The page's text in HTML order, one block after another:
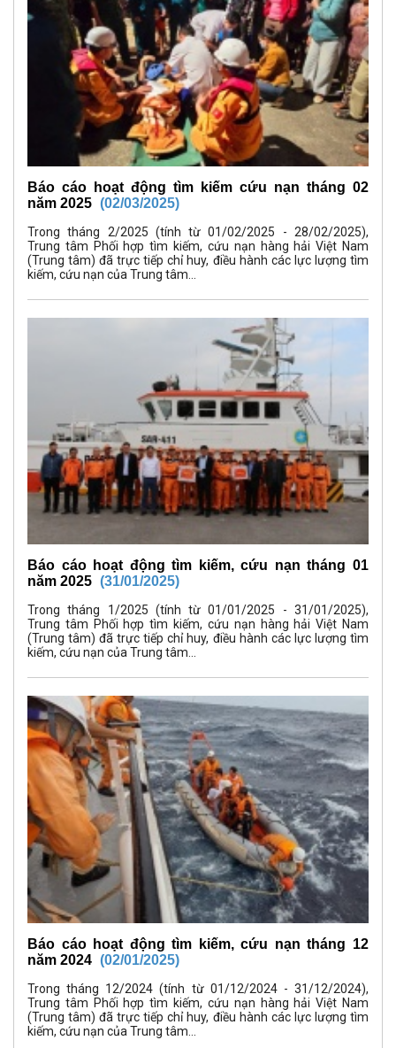
Báo cáo hoạt động tìm kiếm cứu nạn tháng 02
năm 2025 (02/03/2025)
Trong tháng 2/2025 (tính từ 01/02/2025 - 28/02/2025),
Trung tâm Phối hợp tìm kiếm, cứu nạn hàng hải Việt Nam
(Trung tâm) đã trực tiếp chỉ huy, điều hành các lực lượng tìm
kiếm, cứu nạn của Trung tâm...
Báo cáo hoạt động tìm kiếm, cứu nạn tháng 01
năm 2025 (31/01/2025)
Trong tháng 1/2025 (tính từ 01/01/2025 - 31/01/2025),
Trung tâm Phối hợp tìm kiếm, cứu nạn hàng hải Việt Nam
(Trung tâm) đã trực tiếp chỉ huy, điều hành các lực lượng tìm
kiếm, cứu nạn của Trung tâm...
Báo cáo hoạt động tìm kiếm, cứu nạn tháng 12
năm 2024 (02/01/2025)
Trong tháng 12/2024 (tính từ 01/12/2024 - 31/12/2024),
Trung tâm Phối hợp tìm kiếm, cứu nạn hàng hải Việt Nam
(Trung tâm) đã trực tiếp chỉ huy, điều hành các lực lượng tìm
kiếm, cứu nạn của Trung tâm...